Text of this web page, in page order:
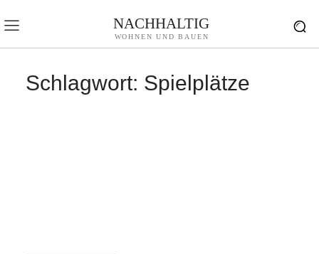
NACHHALTIG
WOHNEN UND BAUEN
Schlagwort: Spielplätze